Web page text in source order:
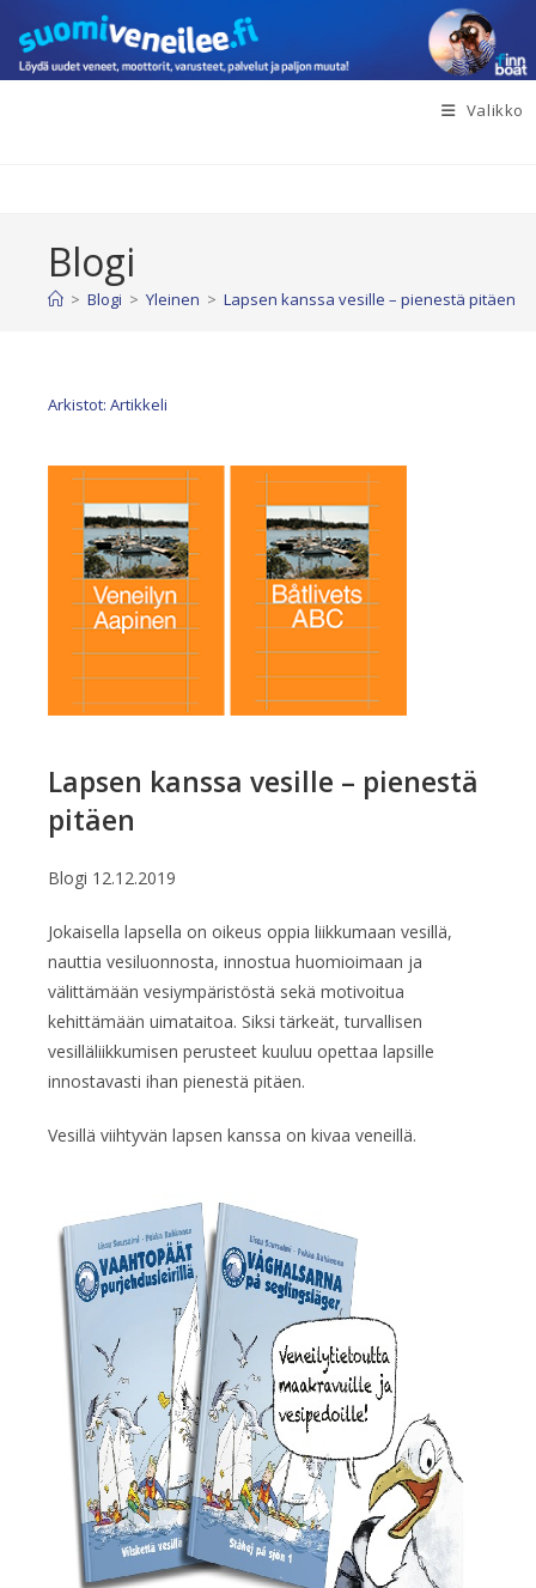
suoraan
sisältöön
Valikko
Blogi
> Blogi > Yleinen > Lapsen kanssa vesille – pienestä pitäen
Arkistot: Artikkeli
Lapsen kanssa vesille – pienestä
pitäen
Blogi 12.12.2019
Jokaisella lapsella on oikeus oppia liikkumaan vesillä,
nauttia vesiluonnosta, innostua huomioimaan ja
välittämään vesiympäristöstä sekä motivoitua
kehittämään uimataitoa. Siksi tärkeät, turvallisen
vesilläliikkumisen perusteet kuuluu opettaa lapsille
innostavasti ihan pienestä pitäen.
Vesillä viihtyvän lapsen kanssa on kivaa veneillä.